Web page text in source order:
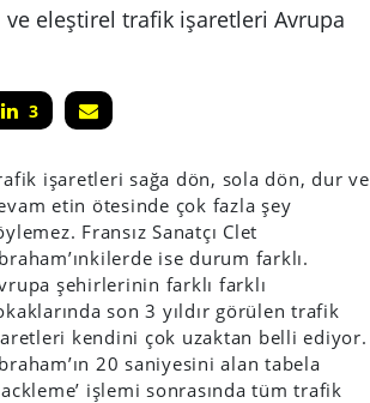
ve eleştirel trafik işaretleri Avrupa
3
işaretleri sağa dön, sola dön, dur ve
etin ötesinde çok fazla şey
Fransız Sanatçı Clet
ise durum farklı.
şehirlerinin farklı farklı
son 3 yıldır görülen trafik
kendini çok uzaktan belli ediyor.
20 saniyesini alan tabela
işlemi sonrasında tüm trafik